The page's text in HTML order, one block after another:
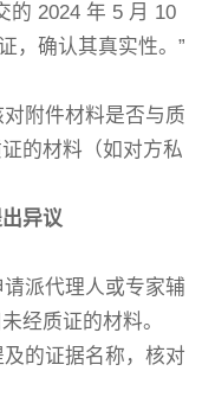
的 2024 年 5 月 10
，确认其真实性。”
附件材料是否与质
的材料（如对方私
异议
派代理人或专家辅
经质证的材料。
的证据名称，核对